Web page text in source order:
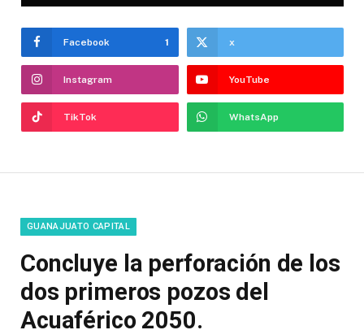
Facebook 1 x
Instagram YouTube
TikTok WhatsApp
GUANAJUATO CAPITAL
Concluye la perforación de los
dos primeros pozos del
Acuaférico 2050.